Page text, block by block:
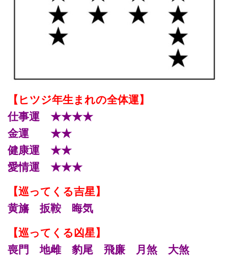
【ヒツジ年生まれの全体運】
仕事運 ★★★★
金運 ★★
健康運 ★★
愛情運 ★★★
【巡ってくる吉星】
黄旛 扳鞍 晦気
【巡ってくる凶星】
喪門 地雌 豹尾 飛廉 月煞 大煞